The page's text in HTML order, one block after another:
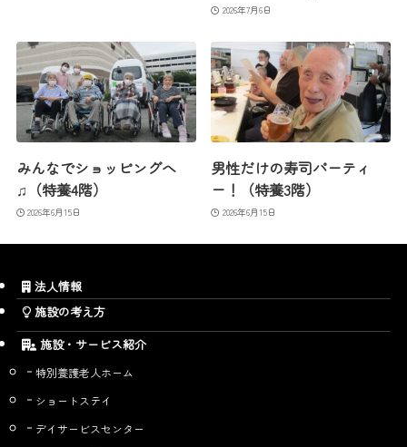
2026年7月6日
みんなでショッピングへ
♫（特養4階）
2026年6月15日
男性だけの寿司パーティ
ー！（特養3階）
2026年6月15日
法人情報
施設の考え方
施設・サービス紹介
特別養護老人ホーム
ショートステイ
デイサービスセンター